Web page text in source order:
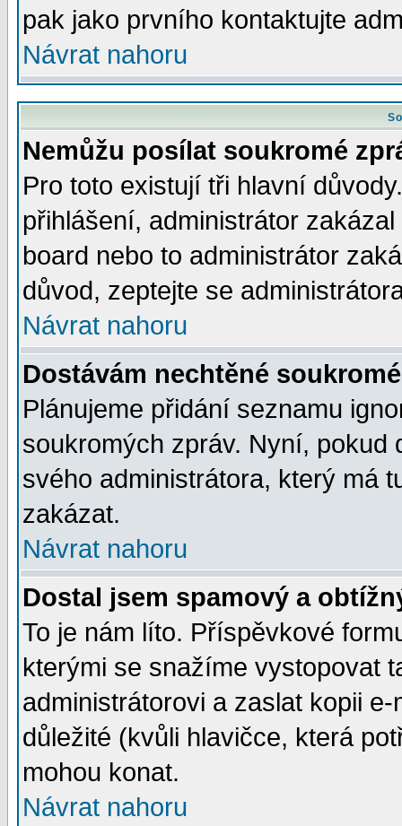
pak jako prvního kontaktujte
Návrat nahoru
Nemůžu posílat soukromé
Pro toto existují tři hlavní
přihlášení, administrátor
board nebo to administrátor
důvod, zeptejte se
Návrat nahoru
Dostávám nechtěné
Plánujeme přidání seznamu
soukromých zpráv. Nyní, pokud
svého administrátora, který má
zakázat.
Návrat nahoru
Dostal jsem spamový a
To je nám líto. Příspěvkové
kterými se snažíme vystopovat
administrátorovi a zaslat kopii
důležité (kvůli hlavičce, která
mohou konat.
Návrat nahoru